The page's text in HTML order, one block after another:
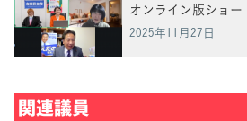
オンライン版ショ
2025年11月27日
関連議員